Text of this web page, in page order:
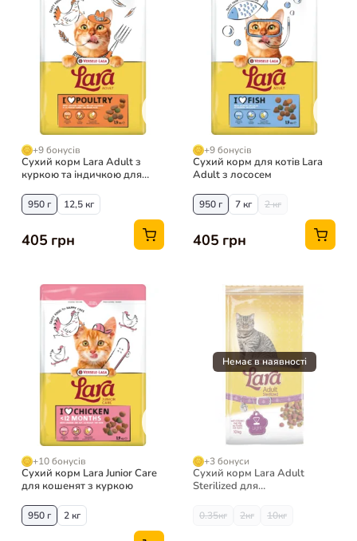
+9 бонусів
Сухий корм Lara Adult з
куркою та індичкою для
950 г 12,5 кг
405 грн
+9 бонусів
Сухий корм для котів Lara
Adult з лососем
950 г 7 кг 2 кг
405 грн
+10 бонусів
Сухий корм Lara Junior Care
для кошенят з куркою
950 г 2 кг
+3 бонуси
Сухий корм Lara Adult
Sterilized для
0.35кг 2кг 10кг